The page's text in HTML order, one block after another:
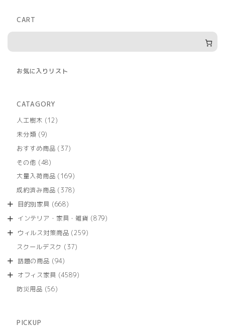
CART
お気に入りリスト
CATAGORY
人工樹木
1212
商
未分類 99
の
商
おすすめ商品 3737
商
その他 4848
の
商
大量入荷商品 169169
の
成約済み商品 378378
商
目的別家具 668668
の
商
インテリア・家具・雑貨 879879
ウィルス対策商品 259259
スクールデスク 3737
商
話題の商品 9494
の
オフィス家具 45894589
防災用品 5656
PICKUP